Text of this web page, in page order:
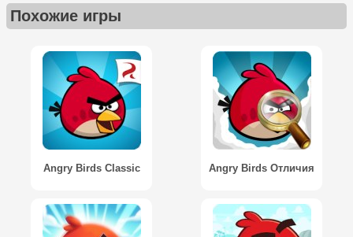
Похожие игры
Angry Birds Classic Angry Birds Отличия